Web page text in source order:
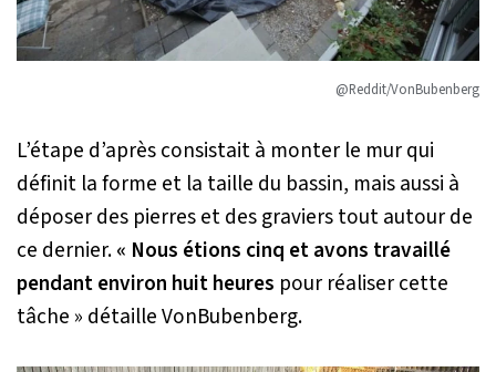
@Reddit/VonBubenberg
L’étape d’après consistait à monter le mur qui
définit la forme et la taille du bassin, mais aussi à
déposer des pierres et des graviers tout autour de
ce dernier.« Nous étions cinq et avons travaillé
pendant environ huit heures pour réaliser cette
tâche » détaille VonBubenberg.